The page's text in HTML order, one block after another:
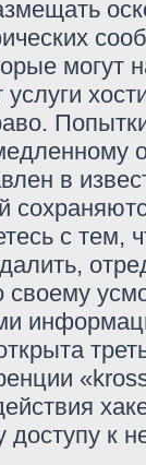
могут
услуги
в
с тем,
доступу к